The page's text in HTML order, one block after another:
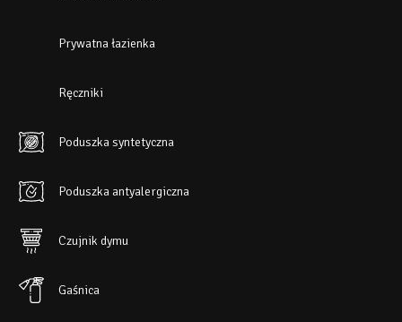
Prywatna łazienka
Ręczniki
Poduszka syntetyczna
Poduszka antyalergiczna
Czujnik dymu
Gaśnica